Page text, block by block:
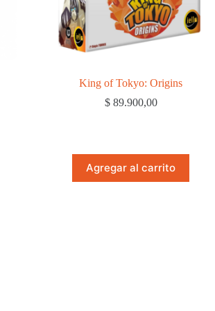
King of Tokyo: Origins
$89.900,00
Agregar al carrito